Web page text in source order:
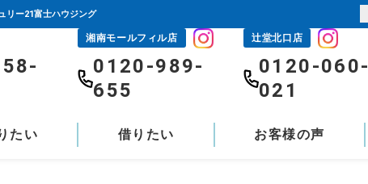
リー21富士ハウジング
湘南モールフィル店
0120-989-
655
辻堂北口店
0120-060-
021
たい 借りたい お客様の声